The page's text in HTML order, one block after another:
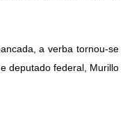
a verba tornou-se
deputado federal, Murillo